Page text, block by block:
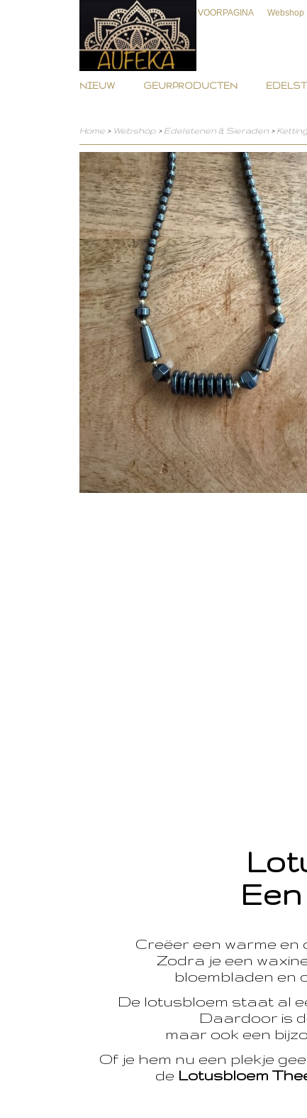
VOORPAGINA Webshop
NIEUW GEURPRODUCTEN
Home > Webshop > Edelstenen & Sieraden >
Creëer een warme
Zodra je een
bloembladen en
De lotusbloem staat al
Daardoor is
maar ook een
Of je hem nu een plekje
de Lotusbloem